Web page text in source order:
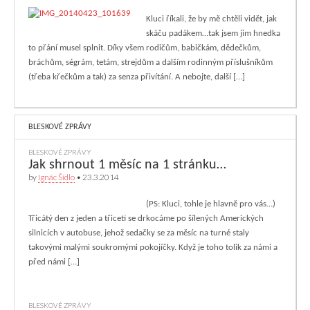
Kluci říkali, že by mě chtěli vidět, jak
skáču padákem…tak jsem jim hnedka
to přání musel splnit. Díky všem rodičům, babičkám, dědečkům,
bráchům, ségrám, tetám, strejdům a dalším rodinným příslušníkům
(třeba křečkům a tak) za senza přivítání. A nebojte, další […]
BLESKOVÉ ZPRÁVY
BLESKOVÉ ZPRÁVY
Jak shrnout 1 měsíc na 1 stránku…
by Ignác Šídlo • 23.3.2014
(PS: Kluci, tohle je hlavně pro vás…)
Třicátý den z jeden a třiceti se drkocáme po šílených Amerických
silnicích v autobuse, jehož sedačky se za měsíc na turné staly
takovými malými soukromými pokojíčky. Když je toho tolik za námi a
před námi […]
BLESKOVÉ ZPRÁVY